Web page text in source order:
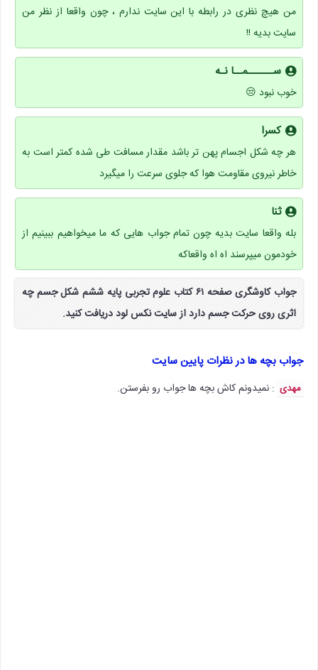
من هیچ نظری در رابطه با این سایت ندارم ، چون واقعا از نظر من
سایت بدیه !!
ســــــمــا نـه
خوب نبود 😒
کسرا
هر چه شکل اجسام پهن تر باشد مقدار مسافت طی شده کمتر است به
خاطر نیروی مقاومت هوا که جلوی سرعت را میگیرد
ثنا
بله واقعا سایت بدیه چون تمام جواب هایی که ما میخواهیم ببینیم از
خودمون میپرسند اه اه واقعاکه
جواب کاوشگری صفحه ۶۱ کتاب علوم تجربی پایه ششم شکل جسم چه
اثری روی حرکت جسم دارد از سایت نکس لود دریافت کنید.
جواب بچه ها در نظرات پایین سایت
مهدی : نمیدونم کاش بچه ها جواب رو بفرستن.